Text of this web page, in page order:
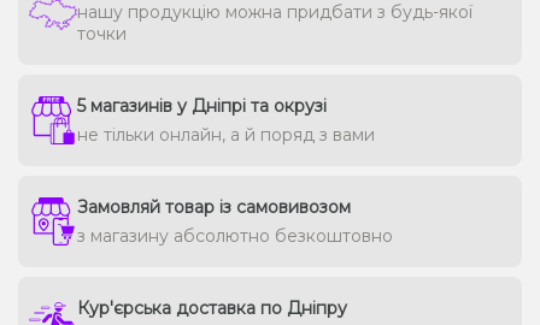
нашу продукцію можна придбати з будь-якої
точки
5 магазинів у Дніпрі та окрузі
не тільки онлайн, а й поряд з вами
Замовляй товар із самовивозом
з магазину абсолютно безкоштовно
Кур'єрська доставка по Дніпру